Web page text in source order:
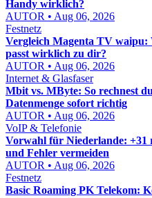
Handy wirklich?
AUTOR • Aug 06, 2026
Festnetz
Vergleich Magenta TV waipu:
passt wirklich zu dir?
AUTOR • Aug 06, 2026
Internet & Glasfaser
Mbit vs. MByte: So rechnest
Datenmenge sofort richtig
AUTOR • Aug 06, 2026
VoIP & Telefonie
Vorwahl für Niederlande: +31
und Fehler vermeiden
AUTOR • Aug 06, 2026
Festnetz
Basic Roaming PK Telekom: